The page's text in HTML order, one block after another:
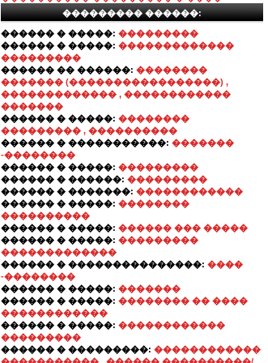
��������� ������:
������ � �����: ���������
������ � �����: �������������
���������
������ �� ������: ��������
������� (�����������������) ,
������������� , ������������
�������
������ � �����: ��������
��������� , ����������
������ � �����������: �������
-��������
������ � �����: ���������
������ � ������: ���������
������ � �������: ������������
������ � �����: ��������
����������
������ � �����: ������ ��� �����
������ � �����: ���������
�������������
������ � ���������������: ����
-��������
������ � �����: �������
������ � �����: �������� �� ����
������������
������ � �����: ������������
���������
������ � ���������: ������������